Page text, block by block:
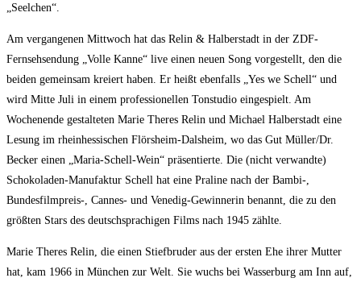
„Seelchen“.
Am vergangenen Mittwoch hat das Relin & Halberstadt in der ZDF-
Fernsehsendung „Volle Kanne“ live einen neuen Song vorgestellt, den die
beiden gemeinsam kreiert haben. Er heißt ebenfalls „Yes we Schell“ und
wird Mitte Juli in einem professionellen Tonstudio eingespielt. Am
Wochenende gestalteten Marie Theres Relin und Michael Halberstadt eine
Lesung im rheinhessischen Flörsheim-Dalsheim, wo das Gut Müller/Dr.
Becker einen „Maria-Schell-Wein“ präsentierte. Die (nicht verwandte)
Schokoladen-Manufaktur Schell hat eine Praline nach der Bambi-,
Bundesfilmpreis-, Cannes- und Venedig-Gewinnerin benannt, die zu den
größten Stars des deutschsprachigen Films nach 1945 zählte.
Marie Theres Relin, die einen Stiefbruder aus der ersten Ehe ihrer Mutter
hat, kam 1966 in München zur Welt. Sie wuchs bei Wasserburg am Inn auf,